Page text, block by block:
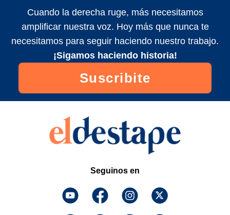
Cuando la derecha ruge, más necesitamos
amplificar nuestra voz. Hoy más que nunca te
necesitamos para seguir haciendo nuestro trabajo.
¡Sigamos haciendo historia!
Suscribite
Seguinos en